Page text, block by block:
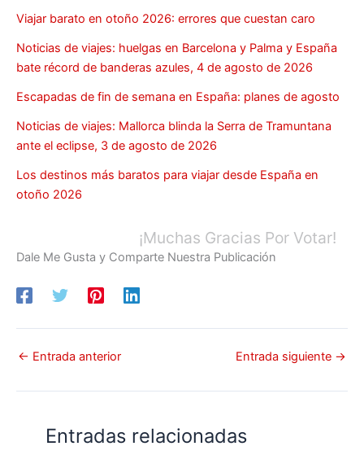
Viajar barato en otoño 2026: errores que cuestan caro
Noticias de viajes: huelgas en Barcelona y Palma y España
bate récord de banderas azules, 4 de agosto de 2026
Escapadas de fin de semana en España: planes de agosto
Noticias de viajes: Mallorca blinda la Serra de Tramuntana
ante el eclipse, 3 de agosto de 2026
Los destinos más baratos para viajar desde España en
otoño 2026
¡Muchas Gracias Por Votar!
Dale Me Gusta y Comparte Nuestra Publicación
← Entrada anterior Entrada siguiente →
Entradas relacionadas